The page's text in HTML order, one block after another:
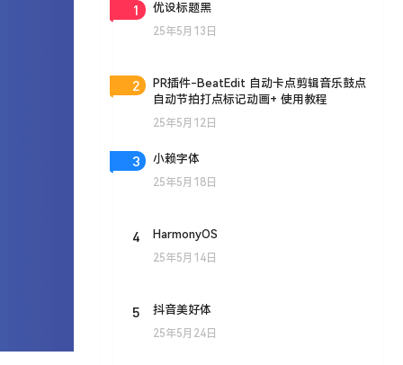
1 优设标题黑
25年5月13日
2
PR插件-BeatEdit 自动卡点剪辑音乐鼓点
自动节拍打点标记动画+ 使用教程
25年5月12日
3 小赖字体
25年5月18日
4 HarmonyOS
25年5月14日
5 抖音美好体
25年5月24日